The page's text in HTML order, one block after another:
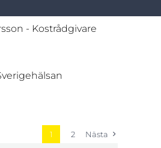
1 2 Nästa